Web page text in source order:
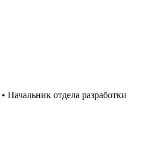
• Начальник отдела разработки